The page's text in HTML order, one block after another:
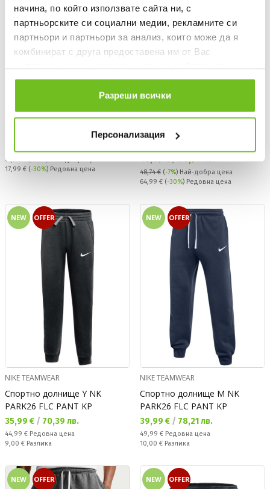
начина, по който използвате сайта ни, с
партньорските си социални медии, рекламните си
партньори и партньори за анализ, които може да я
комбинират с друга предоставена им от Вас
ползването от Ваша страна на услугите им.
Разреши всички
Персонализация
ADIDAS TEAM
Тениска Entrada26 Jersey
17,99 €
Редовна цена:
17,99 € (-30%) Редовна цена
ADIDAS TEAM
Спортно долнище TIRO
45,49 €/88,97 лв.
48,74 € (-7%) Най-добра цена
Редовна цена:
64,99 € (-30%) Редовна цена
NEW OFFER
NIKE TEAMWEAR
Спортно долнище Y NK
PARK26 FLC PANT KP
Текуща цена:
35,99 € / 70,39 лв.
Редовна цена:
44,99 € Редовна цена
Спестявате:
9,00 € Разлика
NEW OFFER
NIKE TEAMWEAR
Спортно долнище M NK
PARK26 FLC PANT KP
Текуща цена:
39,99 € / 78,21 лв.
Редовна цена:
49,99 € Редовна цена
Спестявате:
10,00 € Разлика
NEW OFFER NEW OFFER